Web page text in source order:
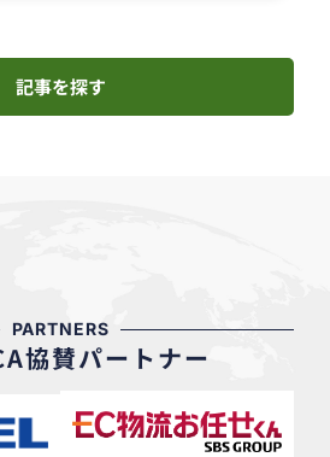
記事を探す
PARTNERS
協賛パートナー